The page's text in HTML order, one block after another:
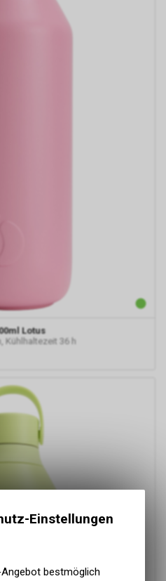
Lotus
Kühlhaltezeit 36 h
Einstellungen
bestmöglich